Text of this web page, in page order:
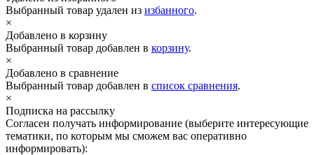
Выбранный товар удален из избанного.
×
Добавлено в корзину
Выбранный товар добавлен в корзину.
×
Добавлено в сравнение
Выбранный товар добавлен в список сравнения.
×
Подписка на рассылку
Согласен получать информирование (выберите интересующие
тематики, по которым мы сможем вас оперативно
информировать):